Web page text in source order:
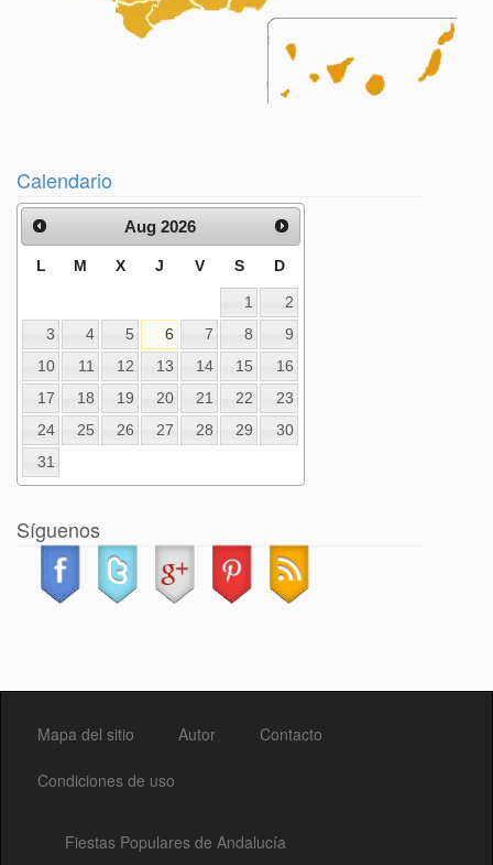
Calendario
Aug 2026
L M X J V S D
1
2
3
4 5 6 7 8
9
10
11 12 13 14 15
16
17
18 19 20 21 22
23
24
25 26 27 28 29
30
31
Síguenos
Mapa del sitio Autor Contacto
Condiciones de uso
Fiestas Populares de Andalucía